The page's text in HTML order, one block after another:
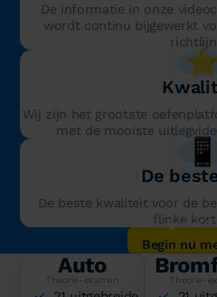
De informatie in onze
wordt continu bijgewerkt
⭐️
Wij zijn het grootste
met de mooiste
📱
De
De beste kwaliteit voor de
flinke
Begin nu
Auto
Theorie-examen Theorie-